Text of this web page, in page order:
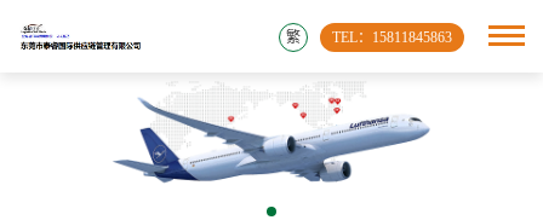
TEL：15811845863
繁